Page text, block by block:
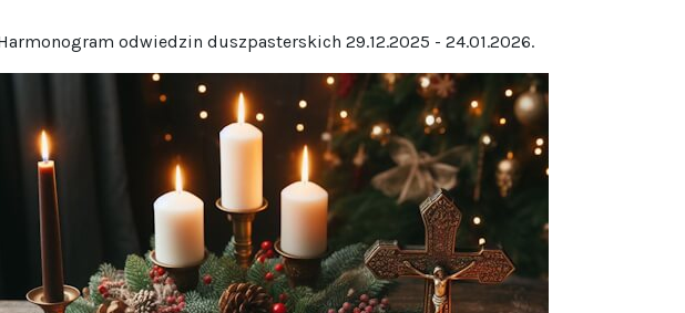
odwiedzin duszpasterskich 29.12.2025 - 24.01.2026.